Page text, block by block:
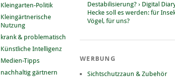
Kleingarten-Politik
Kleingärtnerische
Nutzung
krank & problematisch
Künstliche Intelligenz
Medien-Tipps
nachhaltig gärtnern
Destabilisierung? › Digital
Hecke soll es werden: für
Vögel, für uns?
WERBUNG
Sichtschutzzaun & Zubehör